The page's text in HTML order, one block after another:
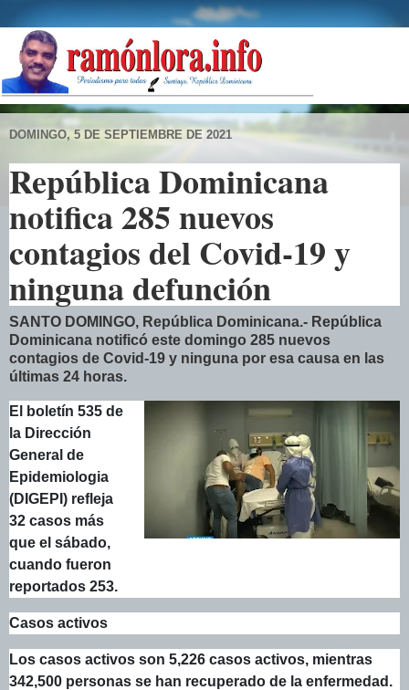
DOMINGO, 5 DE SEPTIEMBRE DE 2021
República Dominicana
notifica 285 nuevos
contagios del Covid-19 y
ninguna defunción
SANTO DOMINGO, República Dominicana.- República
Dominicana notificó este domingo 285 nuevos
contagios de Covid-19 y ninguna por esa causa en las
últimas 24 horas.
El boletín 535 de
la Dirección
General de
Epidemiologia
(DIGEPI) refleja
32 casos más
que el sábado,
cuando fueron
reportados 253.
Casos activos
Los casos activos son 5,226 casos activos, mientras
342,500 personas se han recuperado de la enfermedad.